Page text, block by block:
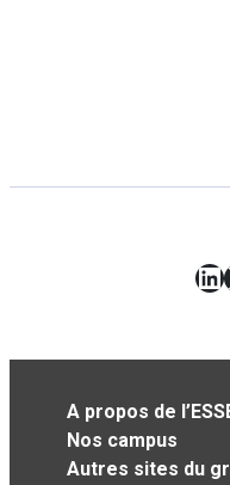
A propos de
Nos campus
Autres sites du